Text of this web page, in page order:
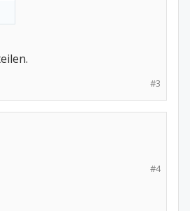
#3
#4